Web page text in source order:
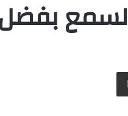
بفضل
مشاركة عبر البريد